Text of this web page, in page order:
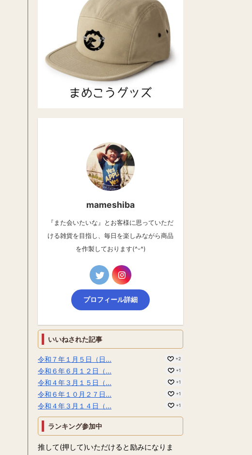
mameshiba
『また会いたいな』とお客様に思っていただ
ける雑貨を目指し、毎日を楽しみながら商品
を作製しております(^-^)
プロフィール詳細
いいねされた記事
令和７年１月５日（日... +2
令和６年６月１２日（... +1
令和４年３月１５日（... +1
令和６年１０月２７日... +1
令和４年３月１４日（... +1
ランキング参加中
推して(押して)いただけると励みになりま